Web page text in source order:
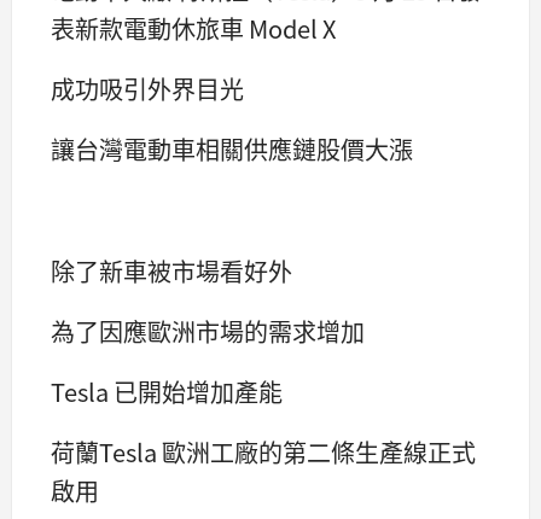
表新款電動休旅車 Model X
成功吸引外界目光
讓台灣電動車相關供應鏈股價大漲
除了新車被市場看好外
為了因應歐洲市場的需求增加
Tesla 已開始增加產能
荷蘭Tesla 歐洲工廠的第二條生產線正式
啟用